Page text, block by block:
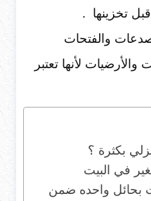
تخزينها .
والفتحات
لأنها تعتبر
بكثرة ؟
في البيت
واحده ضمن